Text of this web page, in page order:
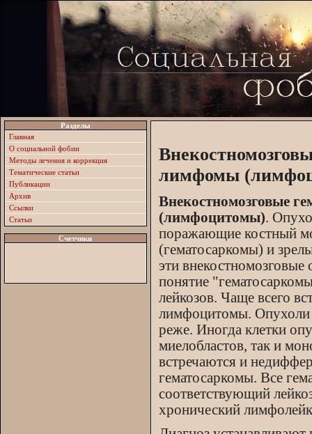
Разделы
Главная
О социальной фобии
Методы лечения и коррекция
Тематические статьи
Публикации
Архив
Ссылки
Статьи
Счетчики
лимфомы
Внекостномозговые
(лимфоцитомы).
поражающие костный
(гематосаркомы) и
эти
понятие
лейкозов. Чаще всего
лимфоцитомы. Опухоли
реже. Иногда клетки
миелобластов, так и
встречаются и
гематосаркомы. Все
соответствующий
хронический